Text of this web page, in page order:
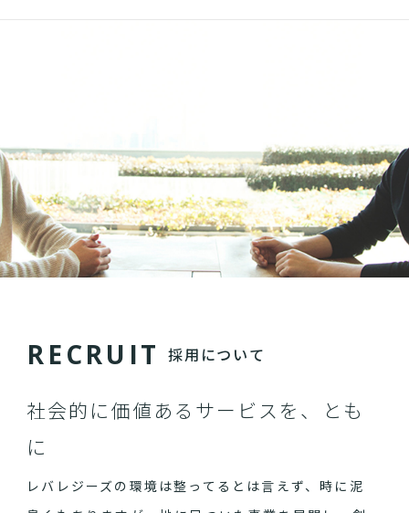
RECRU IT 採用について
社会的に価値あるサービスを、とも
に
レバレジーズの環境は整ってるとは言えず、時に泥